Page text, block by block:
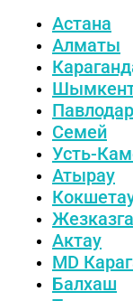
Астана
Алматы
Павлодар
Семей
Усть-
Атырау
Актау
MD
Балхаш